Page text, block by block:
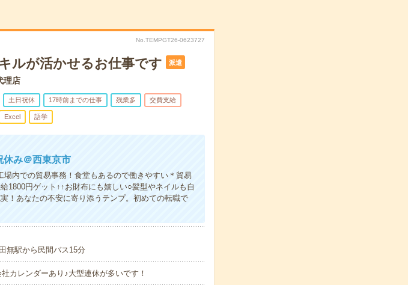
No.TEMPGT26-0623727
ルが活かせるお仕事です 派遣
理店
土日祝休 17時前までの仕事 残業多 交費支給
Excel 語学
休み＠西東京市
内での貿易事務！食堂もあるので働きやすい＊貿易
1800円ゲット↑↑お財布にも嬉しい○髪型やネイルも自
！あなたの不安に寄り添うテンプ。初めての転職で
無駅から民間バス15分
レンダーあり♪大型連休が多いです！